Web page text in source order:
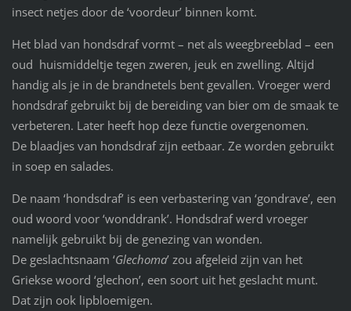
insect netjes door de ‘voordeur’ binnen komt.
Het blad van hondsdraf vormt – net als weegbreeblad – een
oud huismiddeltje tegen zweren, jeuk en zwelling. Altijd
handig als je in de brandnetels bent gevallen. Vroeger werd
hondsdraf gebruikt bij de bereiding van bier om de smaak te
verbeteren. Later heeft hop deze functie overgenomen.
De blaadjes van hondsdraf zijn eetbaar. Ze worden gebruikt
in soep en salades.
De naam ‘hondsdraf’ is een verbastering van ‘gondrave’, een
oud woord voor ‘wonddrank’. Hondsdraf werd vroeger
namelijk gebruikt bij de genezing van wonden.
De geslachtsnaam ‘Glechoma’ zou afgeleid zijn van het
Griekse woord ‘glechon’, een soort uit het geslacht munt.
Dat zijn ook lipbloemigen.